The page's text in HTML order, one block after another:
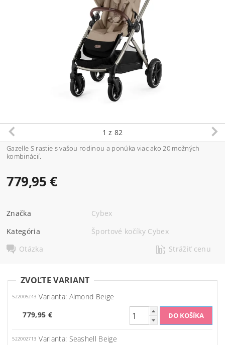
1 z 82
Gazelle S rastie s vašou rodinou a ponúka viac ako 20 možných
kombinácií.
779,95 €
Značka
Cybex
Kategória
Športové kočíky Cybex
Otázka
Strážiť cenu
ZVOĽTE VARIANT
522005243 Varianta: Almond Beige
779,95 €
522002713 Varianta: Seashell Beige